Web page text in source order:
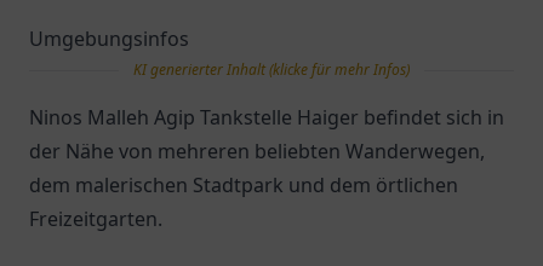
Umgebungsinfos
KI generierter Inhalt (klicke für mehr Infos)
Ninos Malleh Agip Tankstelle Haiger befindet sich in
der Nähe von mehreren beliebten Wanderwegen,
dem malerischen Stadtpark und dem örtlichen
Freizeitgarten.